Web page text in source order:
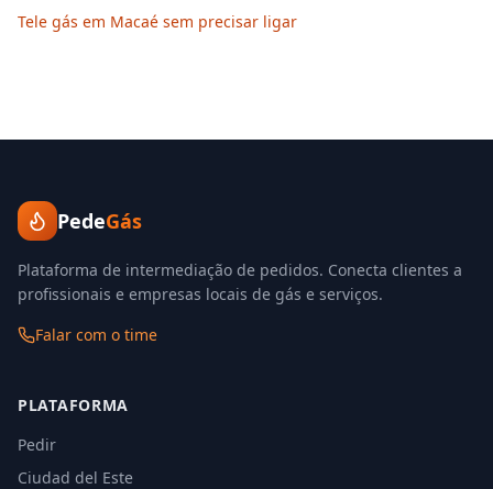
Tele gás em Macaé sem precisar ligar
PedeGás
Plataforma de intermediação de pedidos. Conecta clientes a
profissionais e empresas locais de gás e serviços.
Falar com o time
PLATAFORMA
Pedir
Ciudad del Este